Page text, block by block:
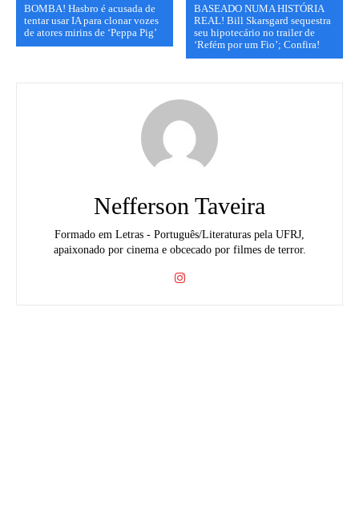
BOMBA! Hasbro é acusada de
tentar usar IA para clonar vozes
de atores mirins de ‘Peppa Pig’
BASEADO NUMA HISTÓRIA
REAL! Bill Skarsgard sequestra
seu hipotecário no trailer de
‘Refém por um Fio’; Confira!
Nefferson Taveira
Formado em Letras - Português/Literaturas pela UFRJ,
apaixonado por cinema e obcecado por filmes de terror.